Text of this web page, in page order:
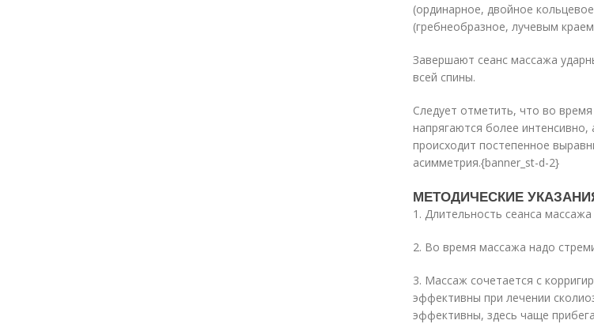
(ординарное, двойное
(гребнеобразное, лучевым
Завершают сеанс массажа
всей спины.
Следует отметить, что во
напрягаются более
происходит постепенное
асимметрия.{banner_st-d-2}
МЕТОДИЧЕСКИЕ
1. Длительность сеанса
2. Во время массажа надо
3. Массаж сочетается с
эффективны при лечении
эффективны, здесь чаще